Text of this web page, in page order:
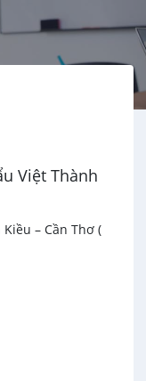
Việt Thành
– Cần Thơ (